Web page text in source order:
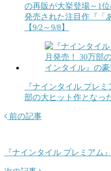
の再販が大挙登場～1
発売された注目作『「
【9/2～9/8】
『ナインタイル プレ
部の大ヒット作となっ
前の記事
『ナインタイル プレミアム